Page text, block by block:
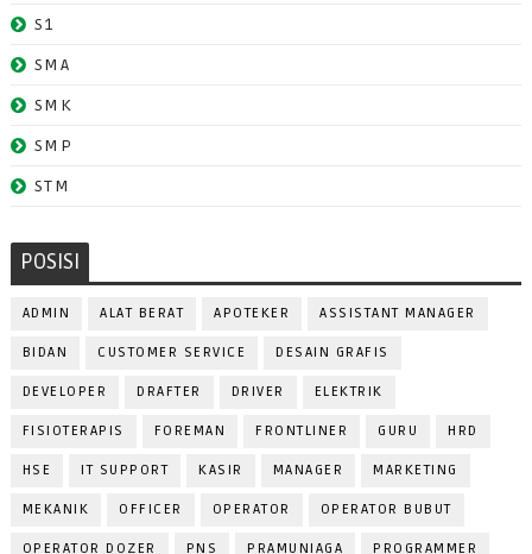
S1
SMA
SMK
SMP
STM
POSISI
ADMIN ALAT BERAT APOTEKER ASSISTANT MANAGER
BIDAN CUSTOMER SERVICE DESAIN GRAFIS
DEVELOPER DRAFTER DRIVER ELEKTRIK
FISIOTERAPIS FOREMAN FRONTLINER GURU HRD
HSE IT SUPPORT KASIR MANAGER MARKETING
MEKANIK OFFICER OPERATOR OPERATOR BUBUT
OPERATOR DOZER PNS PRAMUNIAGA PROGRAMMER